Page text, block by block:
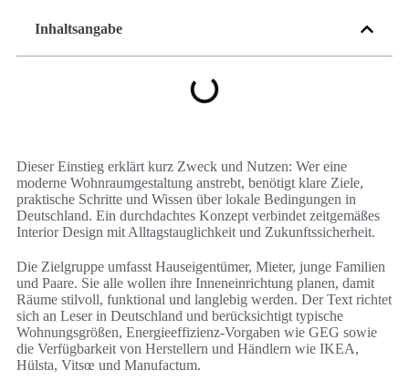
Inhaltsangabe
Dieser Einstieg erklärt kurz Zweck und Nutzen: Wer eine
moderne Wohnraumgestaltung anstrebt, benötigt klare Ziele,
praktische Schritte und Wissen über lokale Bedingungen in
Deutschland. Ein durchdachtes Konzept verbindet zeitgemäßes
Interior Design mit Alltagstauglichkeit und Zukunftssicherheit.
Die Zielgruppe umfasst Hauseigentümer, Mieter, junge Familien
und Paare. Sie alle wollen ihre Inneneinrichtung planen, damit
Räume stilvoll, funktional und langlebig werden. Der Text richtet
sich an Leser in Deutschland und berücksichtigt typische
Wohnungsgrößen, Energieeffizienz-Vorgaben wie GEG sowie
die Verfügbarkeit von Herstellern und Händlern wie IKEA,
Hülsta, Vitsœ und Manufactum.